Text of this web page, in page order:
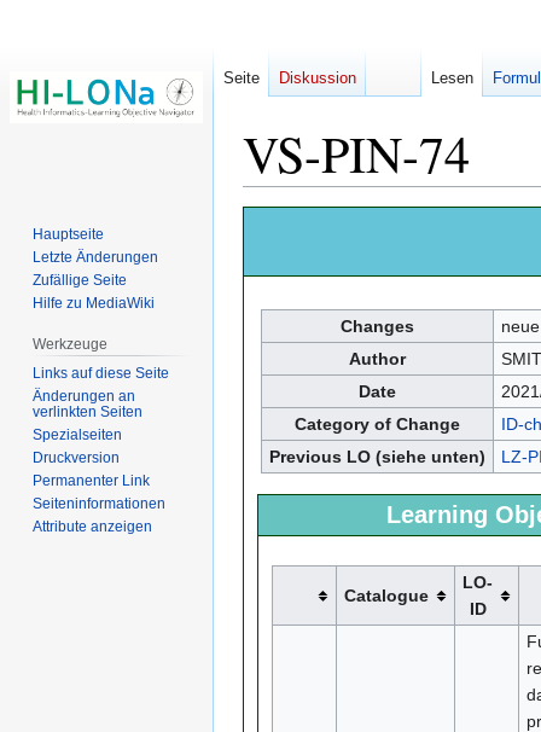
VS-PIN-74
springen
springen
Changes
Author
Date
Category of Change
ID-
Previous LO (siehe unten)
LZ-
Learning
Catalogue
LO-
ID
Seite Diskussion Lesen
Hauptseite
Letzte Änderungen
Zufällige Seite
Hilfe zu MediaWiki
Werkzeuge
Links auf diese Seite
Änderungen an
verlinkten Seiten
Spezialseiten
Druckversion
Permanenter Link
Seiten­­informationen
Attribute anzeigen